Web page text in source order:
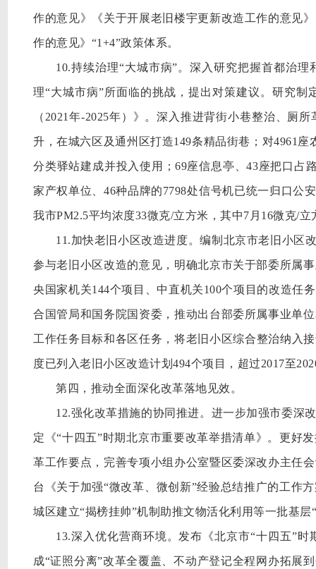
作的意见》《关于开展老旧楼宇更新改造工作的意见
作的意见》“1+4”政策体系。
10.持续治理“大城市病”。深入研究把握首都治
理“大城市病”所面临的挑战，提出对策建议。研究
（2021年-2025年）》。深入推进背街小巷整治、厕
升，在城六区及通州区打造149条精品街巷；对4961
分类驿站建成并投入使用；69座信息亭、43座把口占
家产权单位、46种品牌的7798处信号机已统一归口公
我市PM2.5平均浓度33微克/立方米，其中7月16微克/
11.加快老旧小区改造进度。编制北京市老旧小区
参与老旧小区改造的意见，明确北京市关于部委所属
央国家机关144个项目、中直机关100个项目的改造任
合国管局和国务院国资委，推动出台部委所属事业单
工作任务目标和各区任务，将老旧小区综合整治纳入
度已列入老旧小区改造计划494个项目，超过2017至
第四，推动全面深化改革落地见效。
12.强化改革措施的协同推进。进一步加强市委深
定《“十四五”时期北京市重要改革举措清单》。更好
革工作要点，完善专项小组办公室暨区委深改办主任
台《关于加强“微改革、微创新”经验总结推广的工作
城区建立“揭榜挂帅”机制助推文物活化利用等一批基
13.深入优化营商环境。发布《北京市“十四五”
成“证照分离”改革全覆盖、不动产登记全程网办拓展